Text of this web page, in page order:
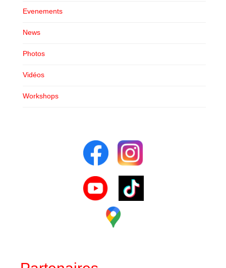
Evenements
News
Photos
Vidéos
Workshops